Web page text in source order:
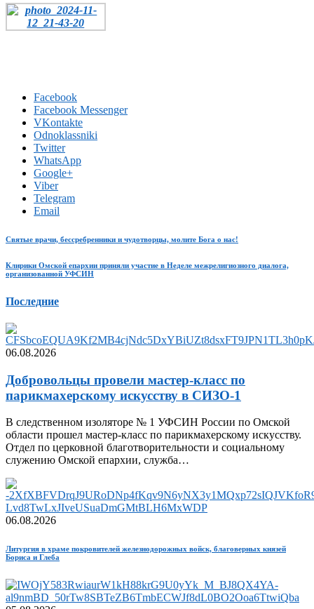
Facebook
Facebook Messenger
VKontakte
Odnoklassniki
Twitter
WhatsApp
Google+
Viber
Telegram
Email
Святые врачи, бессребренники и чудотворцы, молите Бога о нас!
Клирики Омской епархии приняли участие в Неделе межрелигиозного диалога,
организованной УФСИН
Последние
06.08.2026
Добровольцы провели мастер-класс по
парикмахерскому искусству в СИЗО-1
В следственном изоляторе № 1 УФСИН России по Омской
области прошел мастер-класс по парикмахерскому искусству.
Отдел по церковной благотворительности и социальному
служению Омской епархии, служба…
06.08.2026
Литургия в храме покровителей железнодорожных войск, благоверных князей
Бориса и Глеба